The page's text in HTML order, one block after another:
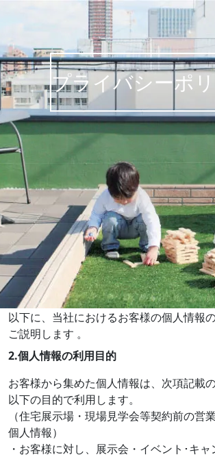
プライバシーポ
イデキョウホーム>プライバシーポリシ
=====================
■名称・住所・代表者の氏名
イデキョウホーム株式会社
〒417-0061 静岡県富士市伝法1335番地
代表取締役 井出克広
=====================
1.個人情報の取り扱い
イデキョウホーム株式会社は、個人情報
令を遵守し、お客様からご提供いただく
の注意を払って取り扱います。
以下に、当社におけるお客様の個人情報
ご説明します 。
2.個人情報の利用目的
お客様から集めた個人情報は、次項記載
以下の目的で利用します。
（住宅展示場・現場見学会等契約前の営
個人情報）
・お客様に対し、展示会・イベント･キ